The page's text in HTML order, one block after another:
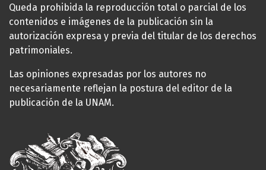
Queda prohibida la reproducción total o parcial de los
contenidos e imágenes de la publicación sin la
autorización expresa y previa del titular de los derechos
patrimoniales.
Las opiniones expresadas por los autores no
necesariamente reflejan la postura del editor de la
publicación de la UNAM.